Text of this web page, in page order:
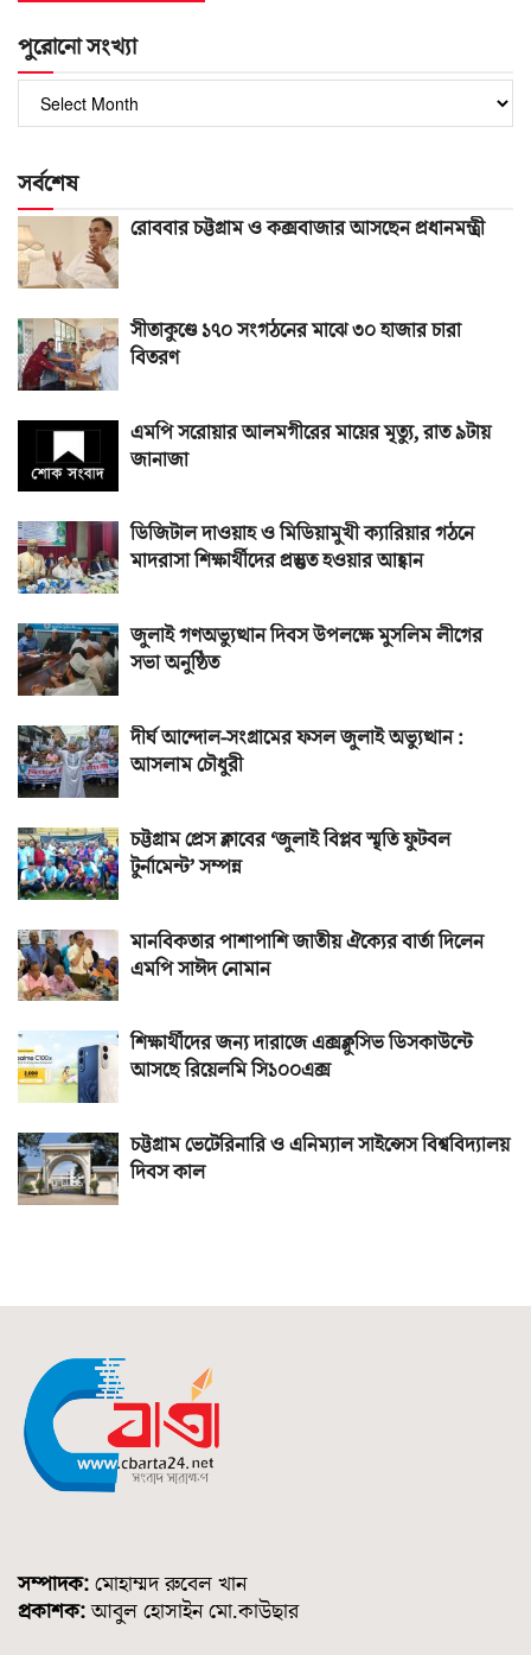
পুরোনো সংখ্যা
পুরোনো
সংখ্যা
সর্বশেষ
রোববার চট্টগ্রাম ও কক্সবাজার আসছেন প্রধানমন্ত্রী
সীতাকুণ্ডে ১৭০ সংগঠনের মাঝে ৩০ হাজার চারা
বিতরণ
এমপি সরোয়ার আলমগীরের মায়ের মৃত্যু, রাত ৯টায়
জানাজা
ডিজিটাল দাওয়াহ ও মিডিয়ামুখী ক্যারিয়ার গঠনে
মাদরাসা শিক্ষার্থীদের প্রস্তুত হওয়ার আহ্বান
জুলাই গণঅভ্যুত্থান দিবস উপলক্ষে মুসলিম লীগের
সভা অনুষ্ঠিত
দীর্ঘ আন্দোল-সংগ্রামের ফসল জুলাই অভ্যুত্থান :
আসলাম চৌধুরী
চট্টগ্রাম প্রেস ক্লাবের ‘জুলাই বিপ্লব স্মৃতি ফুটবল
টুর্নামেন্ট’ সম্পন্ন
মানবিকতার পাশাপাশি জাতীয় ঐক্যের বার্তা দিলেন
এমপি সাঈদ নোমান
শিক্ষার্থীদের জন্য দারাজে এক্সক্লুসিভ ডিসকাউন্টে
আসছে রিয়েলমি সি১০০এক্স
চট্টগ্রাম ভেটেরিনারি ও এনিম্যাল সাইন্সেস বিশ্ববিদ্যালয়
দিবস কাল
সম্পাদক: মোহাম্মদ রুবেল খান
প্রকাশক:আবুল হোসাইন মো.কাউছার